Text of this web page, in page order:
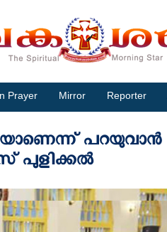
Prayer Mirror Reporter
പറയുവാന്‍
പുളിക്കൽ